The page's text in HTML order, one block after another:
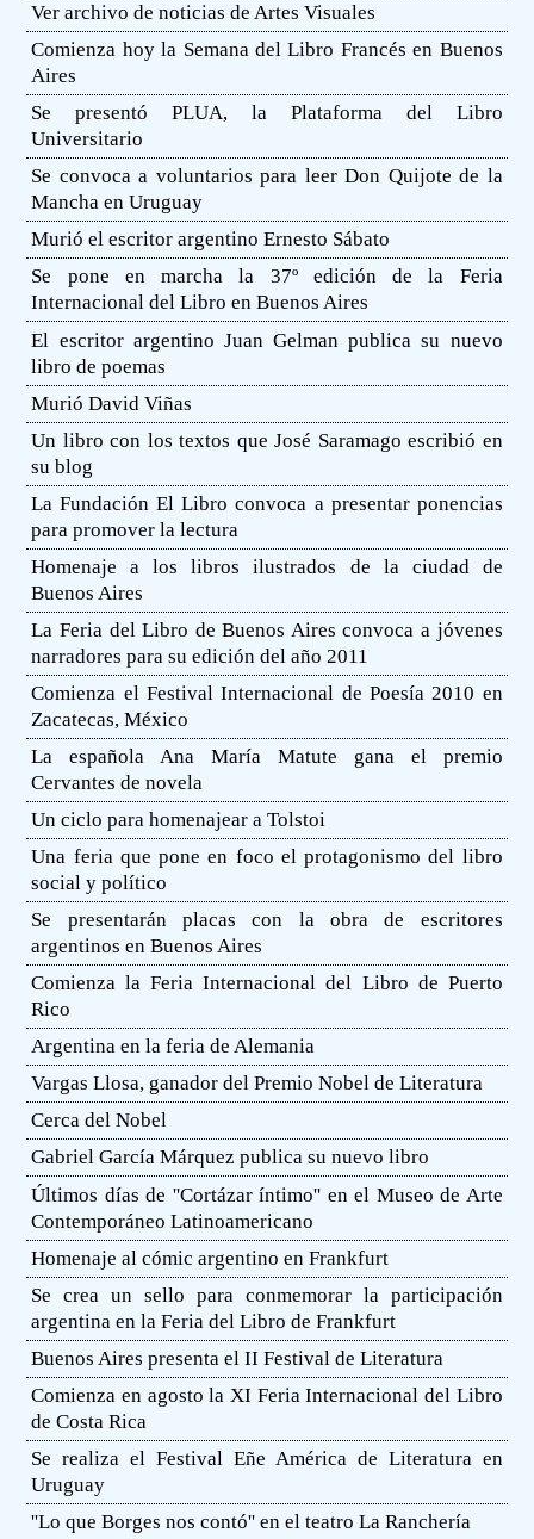
Ver archivo de noticias de Artes Visuales
Comienza hoy la Semana del Libro Francés en Buenos
Aires
Se presentó PLUA, la Plataforma del Libro
Universitario
Se convoca a voluntarios para leer Don Quijote de la
Mancha en Uruguay
Murió el escritor argentino Ernesto Sábato
Se pone en marcha la 37º edición de la Feria
Internacional del Libro en Buenos Aires
El escritor argentino Juan Gelman publica su nuevo
libro de poemas
Murió David Viñas
Un libro con los textos que José Saramago escribió en
su blog
La Fundación El Libro convoca a presentar ponencias
para promover la lectura
Homenaje a los libros ilustrados de la ciudad de
Buenos Aires
La Feria del Libro de Buenos Aires convoca a jóvenes
narradores para su edición del año 2011
Comienza el Festival Internacional de Poesía 2010 en
Zacatecas, México
La española Ana María Matute gana el premio
Cervantes de novela
Un ciclo para homenajear a Tolstoi
Una feria que pone en foco el protagonismo del libro
social y político
Se presentarán placas con la obra de escritores
argentinos en Buenos Aires
Comienza la Feria Internacional del Libro de Puerto
Rico
Argentina en la feria de Alemania
Vargas Llosa, ganador del Premio Nobel de Literatura
Cerca del Nobel
Gabriel García Márquez publica su nuevo libro
Últimos días de ''Cortázar íntimo'' en el Museo de Arte
Contemporáneo Latinoamericano
Homenaje al cómic argentino en Frankfurt
Se crea un sello para conmemorar la participación
argentina en la Feria del Libro de Frankfurt
Buenos Aires presenta el II Festival de Literatura
Comienza en agosto la XI Feria Internacional del Libro
de Costa Rica
Se realiza el Festival Eñe América de Literatura en
Uruguay
''Lo que Borges nos contó'' en el teatro La Ranchería